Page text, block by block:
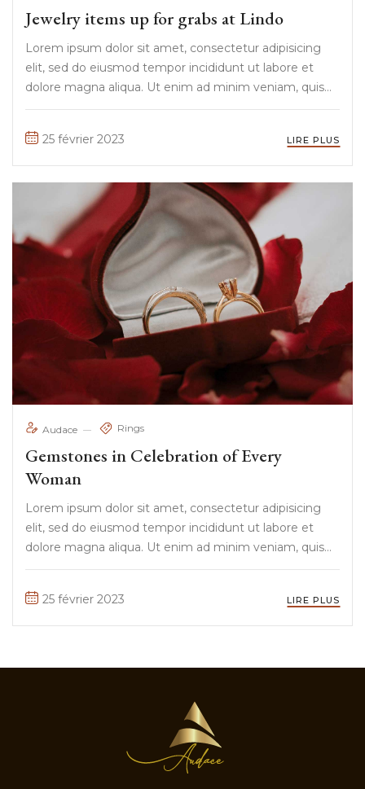
Jewelry items up for grabs at Lindo
Lorem ipsum dolor sit amet, consectetur adipisicing
elit, sed do eiusmod tempor incididunt ut labore et
dolore magna aliqua. Ut enim ad minim veniam, quis
nostrud exercitation ullamco laboris nisi ut aliquip ex ea
dolor sit amet, ...
25 février 2023 LIRE PLUS
Audace Rings
Gemstones in Celebration of Every
Woman
Lorem ipsum dolor sit amet, consectetur adipisicing
elit, sed do eiusmod tempor incididunt ut labore et
dolore magna aliqua. Ut enim ad minim veniam, quis
nostrud exercitation ullamco laboris nisi ut aliquip ex ea
dolor sit amet, ...
25 février 2023 LIRE PLUS